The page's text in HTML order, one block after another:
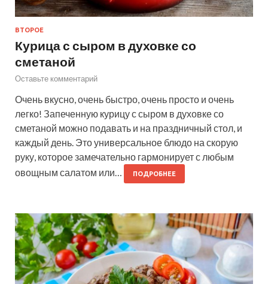
ВТОРОЕ
Курица с сыром в духовке со
сметаной
Оставьте комментарий
Очень вкусно, очень быстро, очень просто и очень
легко! Запеченную курицу с сыром в духовке со
сметаной можно подавать и на праздничный стол, и
каждый день. Это универсальное блюдо на скорую
руку, которое замечательно гармонирует с любым
овощным салатом или…
ПОДРОБНЕЕ